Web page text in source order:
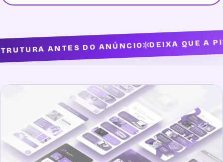
ANTES DO ANÚNCIO DEIXA QUE A